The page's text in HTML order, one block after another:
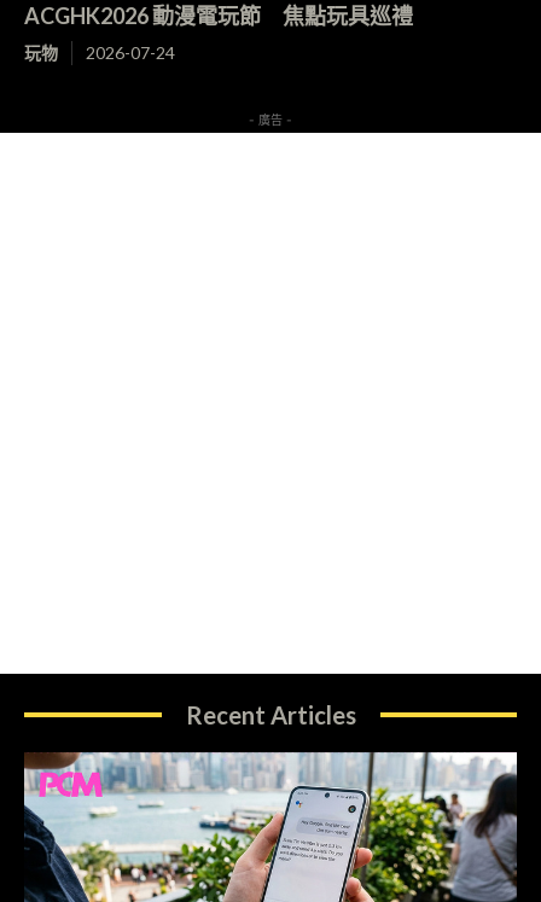
ACGHK2026 動漫電玩節 焦點玩具巡禮
玩物 2026-07-24
- 廣告 -
Recent Articles